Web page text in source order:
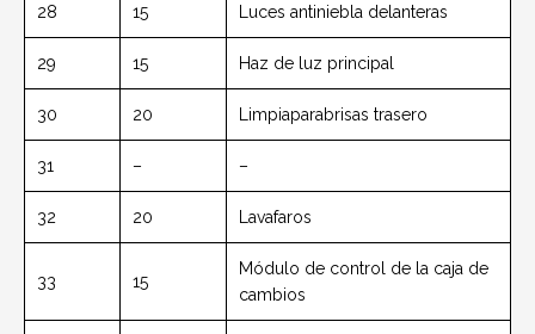
28 15 Luces antiniebla delanteras
29 15 Haz de luz principal
30 20 Limpiaparabrisas trasero
31 – –
32 20 Lavafaros
33 15
Módulo de control de la caja de
cambios